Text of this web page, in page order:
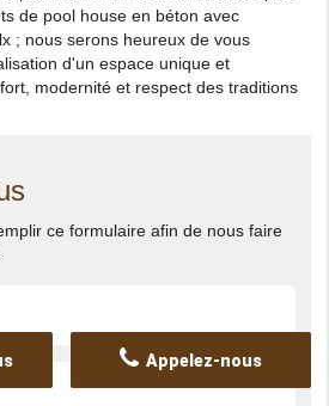
de pool house en béton avec
; nous serons heureux de vous
d'un espace unique et
modernité et respect des traditions
ce formulaire afin de nous faire
Appelez-nous